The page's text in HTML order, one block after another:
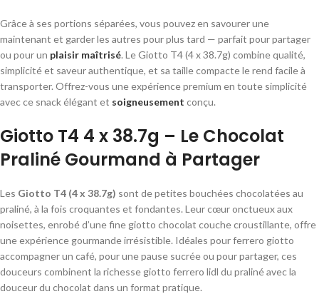
Grâce à ses portions séparées, vous pouvez en savourer une
maintenant et garder les autres pour plus tard — parfait pour partager
ou pour un plaisir maîtrisé. LeGiotto T4 (4 x 38.7g) combine qualité,
simplicité et saveur authentique, et sa taille compacte le rend facile à
transporter. Offrez-vous une expérience premium en toute simplicité
avec ce snack élégant et soigneusement conçu.
Giotto T4 4 x 38.7g – Le Chocolat
Praliné Gourmand à Partager
Les Giotto T4 (4 x 38.7g) sont de petites bouchées chocolatées au
praliné, à la fois croquantes et fondantes. Leur cœur onctueux aux
noisettes, enrobé d’une fine giotto chocolat couche croustillante, offre
une expérience gourmande irrésistible. Idéales pourferrero giotto
accompagner un café, pour une pause sucrée ou pour partager, ces
douceurs combinent la richesse giotto ferrero lidl du praliné avec la
douceur du chocolat dans un format pratique.